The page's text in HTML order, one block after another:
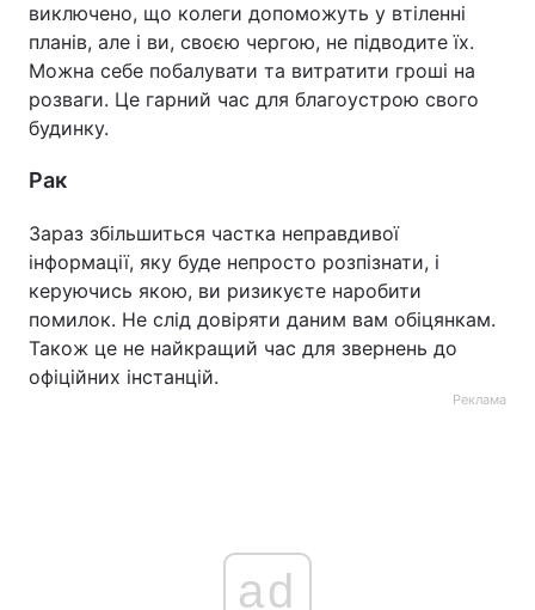
виключено, що колеги допоможуть у втіленні
планів, але і ви, своєю чергою, не підводите їх.
Можна себе побалувати та витратити гроші на
розваги. Це гарний час для благоустрою свого
будинку.
Рак
Зараз збільшиться частка неправдивої
інформації, яку буде непросто розпізнати, і
керуючись якою, ви ризикуєте наробити
помилок. Не слід довіряти даним вам обіцянкам.
Також це не найкращий час для звернень до
офіційних інстанцій.
Реклама
ad